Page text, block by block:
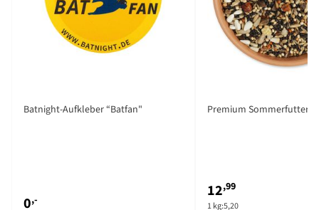
Batnight-Aufkleber “Batfan"
0,-
Premium Sommerfutter
12,99
1 kg:5,20